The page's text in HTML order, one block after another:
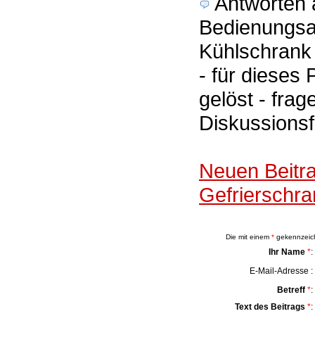
- für dieses
gelöst -
Neuen
Die mit einem *
Ihr Name *:
E-Mail-Adresse :
Betreff *:
Text des Beitrags *: